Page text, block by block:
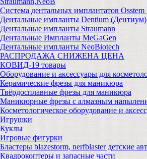
Система дентальных имплантатов Osstem
Дентальные импланты Dentium (Дентиум)
Дентальные импланты Straumann
Дентальные Импланты MeGaGen
Дентальные импланты NeoBiotech
РАСПРОДАЖА СНИЖЕНА ЦЕНА
КОВИД-19 товары
Оборудование и аксессуары для
Керамические фрезы для маникюра
Твёрдосплавные фрезы для маникюра
Маникюрные фрезы с алмазным
Косметологическое оборудование и
Игрушки
Куклы
Игровые фигурки
Бластеры blazestorm, nerfblaster детские
Квадрокоптеры и запасные части